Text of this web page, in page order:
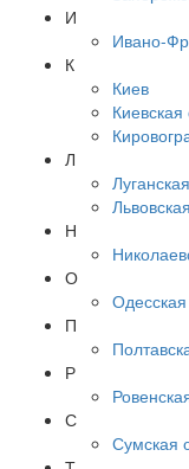
И
Ивано-
К
Киев
Киевская
Л
Н
О
П
Р
С
Сумская